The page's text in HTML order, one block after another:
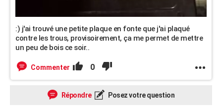
:) j'ai trouvé une petite plaque en fonte que j'ai plaqué
contre les trous, provisoirement, ça me permet de mettre
un peu de bois ce soir..
Commenter 0
Répondre Posez votre question